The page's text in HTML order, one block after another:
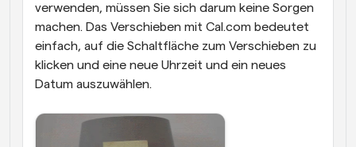
verwenden, müssen Sie sich darum keine Sorgen
machen. Das Verschieben mit Cal.com bedeutet
einfach, auf die Schaltfläche zum Verschieben zu
klicken und eine neue Uhrzeit und ein neues
Datum auszuwählen.